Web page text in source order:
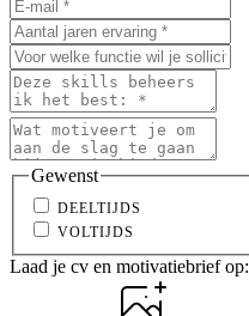
Gewenst
DEELTIJDS
VOLTIJDS
Laad je cv en motivatiebrief op: